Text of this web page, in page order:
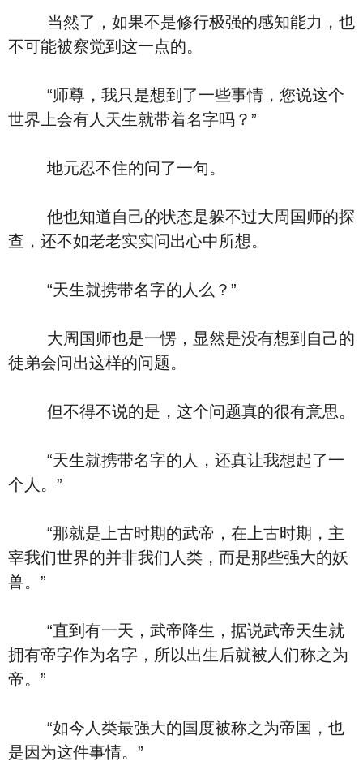
当然了，如果不是修行极强的感知能力，也
不可能被察觉到这一点的。
“师尊，我只是想到了一些事情，您说这个
世界上会有人天生就带着名字吗？”
地元忍不住的问了一句。
他也知道自己的状态是躲不过大周国师的探
查，还不如老老实实问出心中所想。
“天生就携带名字的人么？”
大周国师也是一愣，显然是没有想到自己的
徒弟会问出这样的问题。
但不得不说的是，这个问题真的很有意思。
“天生就携带名字的人，还真让我想起了一
个人。”
“那就是上古时期的武帝，在上古时期，主
宰我们世界的并非我们人类，而是那些强大的妖
兽。”
“直到有一天，武帝降生，据说武帝天生就
拥有帝字作为名字，所以出生后就被人们称之为
帝。”
“如今人类最强大的国度被称之为帝国，也
是因为这件事情。”